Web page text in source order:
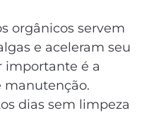
orgânicos servem
e aceleram seu
importante é a
manutenção.
dias sem limpeza